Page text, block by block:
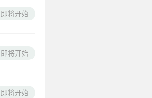
即将开始
即将开始
即将开始